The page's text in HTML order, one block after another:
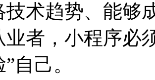
技术趋势、能够
业者，小程序必
”自己。